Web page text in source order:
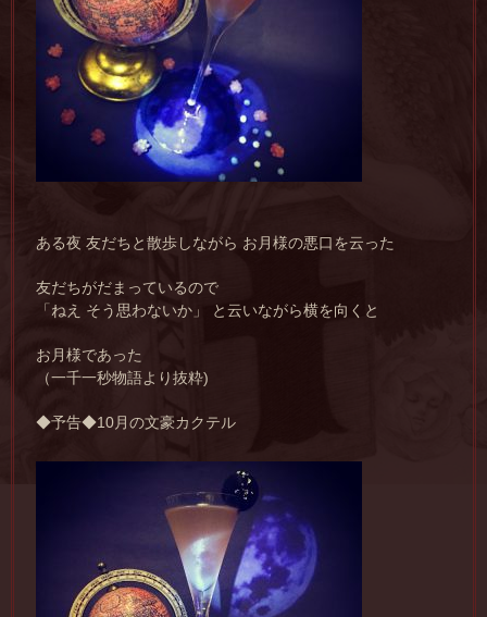
ある夜 友だちと散歩しながら お月様の悪口を云った
友だちがだまっているので
「ねえ そう思わないか」 と云いながら横を向くと
お月様であった
（一千一秒物語より抜粋)
◆予告◆10月の文豪カクテル